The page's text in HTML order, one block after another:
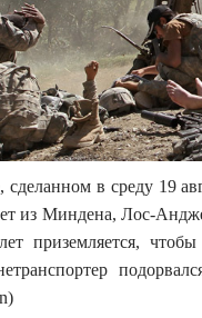
в среду 19
из Миндена, Лос-
приземляется,